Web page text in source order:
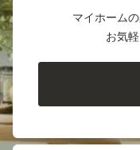
マイホーム
お気